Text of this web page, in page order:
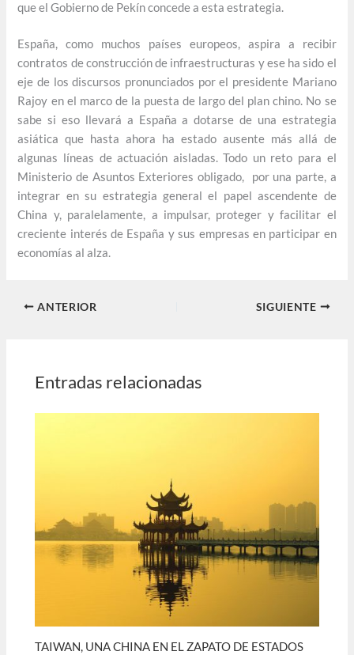
que el Gobierno de Pekín concede a esta estrategia.
España, como muchos países europeos, aspira a recibir
contratos de construcción de infraestructuras y ese ha sido el
eje de los discursos pronunciados por el presidente Mariano
Rajoy en el marco de la puesta de largo del plan chino. No se
sabe si eso llevará a España a dotarse de una estrategia
asiática que hasta ahora ha estado ausente más allá de
algunas líneas de actuación aisladas. Todo un reto para el
Ministerio de Asuntos Exteriores obligado, por una parte, a
integrar en su estrategia general el papel ascendente de
China y, paralelamente, a impulsar, proteger y facilitar el
creciente interés de España y sus empresas en participar en
economías al alza.
ANTERIOR SIGUIENTE
Entradas relacionadas
TAIWAN, UNA CHINA EN EL ZAPATO DE ESTADOS